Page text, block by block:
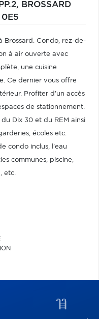
BROSSARD
Brossard. Condo, rez-de-
à air ouverte avec
une cuisine
Ce dernier vous offre
Profiter d'un accès
de stationnement.
Dix 30 et du REM ainsi
écoles etc.
condo inclus, l'eau
communes, piscine,
etc.